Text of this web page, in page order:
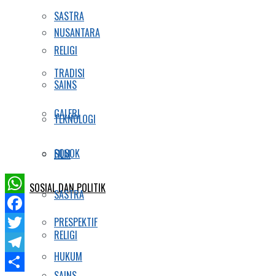
SASTRA
RELIGI
SAINS
TEKNOLOGI
SOSOK
SOSIAL DAN POLITIK
PRESPEKTIF
HUKUM
NUSANTARA
TRADISI
GALERI
FILM
SASTRA
RELIGI
WhatsApp
Facebook
Twitter
Telegram